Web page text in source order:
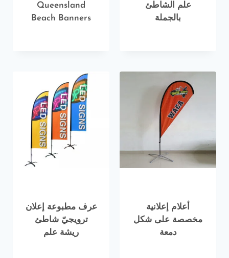
علم الشاطئ
بالجملة
Queensland
Beach Banners
أعلام إعلانية
مخصصة على شكل
دمعة
عرف مطبوعة إعلان
ترويجيّ شاطئ
ريشة علم